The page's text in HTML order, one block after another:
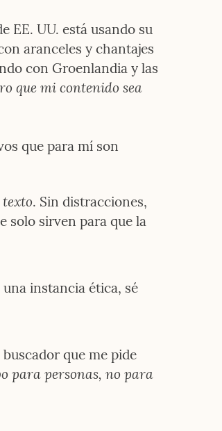
EE. UU. está usando su
aranceles y chantajes
con Groenlandia y las
que mi contenido sea
que para mí son
. Sin distracciones,
solo sirven para que la
instancia ética, sé
que me pide
para personas, no para